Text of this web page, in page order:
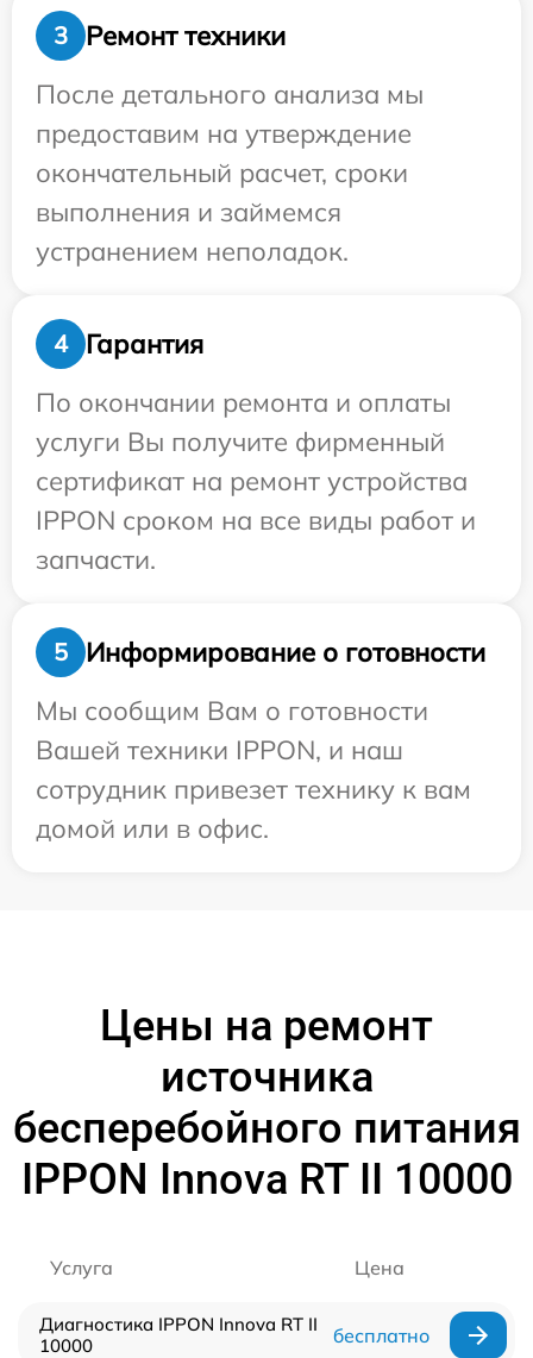
3
Ремонт техники
После детального анализа мы
предоставим на утверждение
окончательный расчет, сроки
выполнения и займемся
устранением неполадок.
4
Гарантия
По окончании ремонта и оплаты
услуги Вы получите фирменный
сертификат на ремонт устройства
IPPON сроком на все виды работ и
запчасти.
5
Информирование о готовности
Мы сообщим Вам о готовности
Вашей техники IPPON, и наш
сотрудник привезет технику к вам
домой или в офис.
Цены на ремонт
источника
бесперебойного питания
IPPON Innova RT II 10000
Услуга Цена
Диагностика IPPON Innova RT II
10000
бесплатно